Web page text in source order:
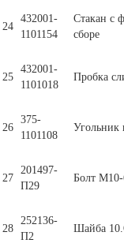
24
432001-
1101154
Стакан с
сборе
25
432001-
1101018
Пробка
26
375-
1101108
Угольник
27
201497-
П29
Болт М10-
28
252136-
П2
Шайба